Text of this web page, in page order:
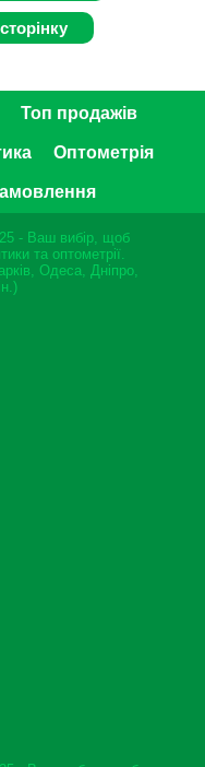
Топ продажів
Оптометрія
- Ваш вибір, щоб
та оптометрії.
Одеса, Дніпро,